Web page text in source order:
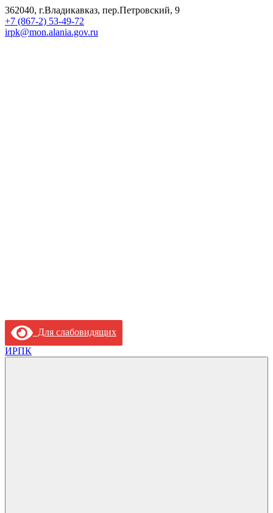
362040, г.Владикавказ, пер.Петровский, 9
+7 (867-2) 53-49-72
irpk@mon.alania.gov.ru
Для слабовидящих
ИРПК